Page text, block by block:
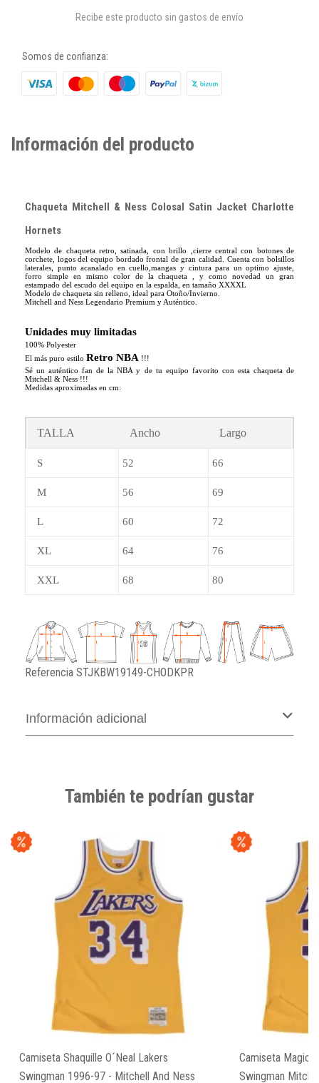
Recibe este producto sin gastos de envío
Somos de confianza:
Información del producto
Chaqueta Mitchell & Ness Colosal Satin Jacket Charlotte
Hornets
Modelo de chaqueta retro, satinada, con brillo ,cierre central con botones de
corchete, logos del equipo bordado frontal de gran calidad. Cuenta con bolsillos
laterales, punto acanalado en cuello,mangas y cintura para un optimo ajuste,
forro simple en mismo color de la chaqueta , y como novedad un gran
estampado del escudo del equipo en la espalda, en tamaño XXXXL
Modelo de chaqueta sin relleno, ideal para Otoño/Invierno.
Mitchell and Ness Legendario Premium y Auténtico.
​Unidades muy limitadas
100% Polyester
El más puro estilo Retro NBA !!!
Sé un auténtico fan de la NBA y de tu equipo favorito con esta chaqueta de
Mitchell & Ness !!!
Medidas aproximadas en cm:
TALLA Ancho Largo
S 52 66
M 56 69
L 60 72
XL 64 76
XXL 68 80
Referencia STJKBW19149-CHODKPR
Información adicional
También te podrían gustar
Camiseta Shaquille O´Neal Lakers
Swingman 1996-97 - Mitchell And Ness
Camiseta Magic
Swingman